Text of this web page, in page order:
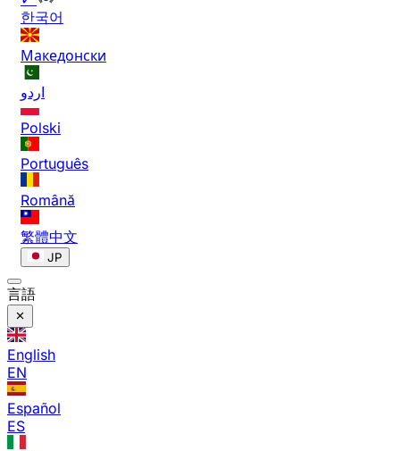
한국어
Македонски
اردو
Polski
Português
Română
繁體中文
JP
言語
English
EN
Español
ES